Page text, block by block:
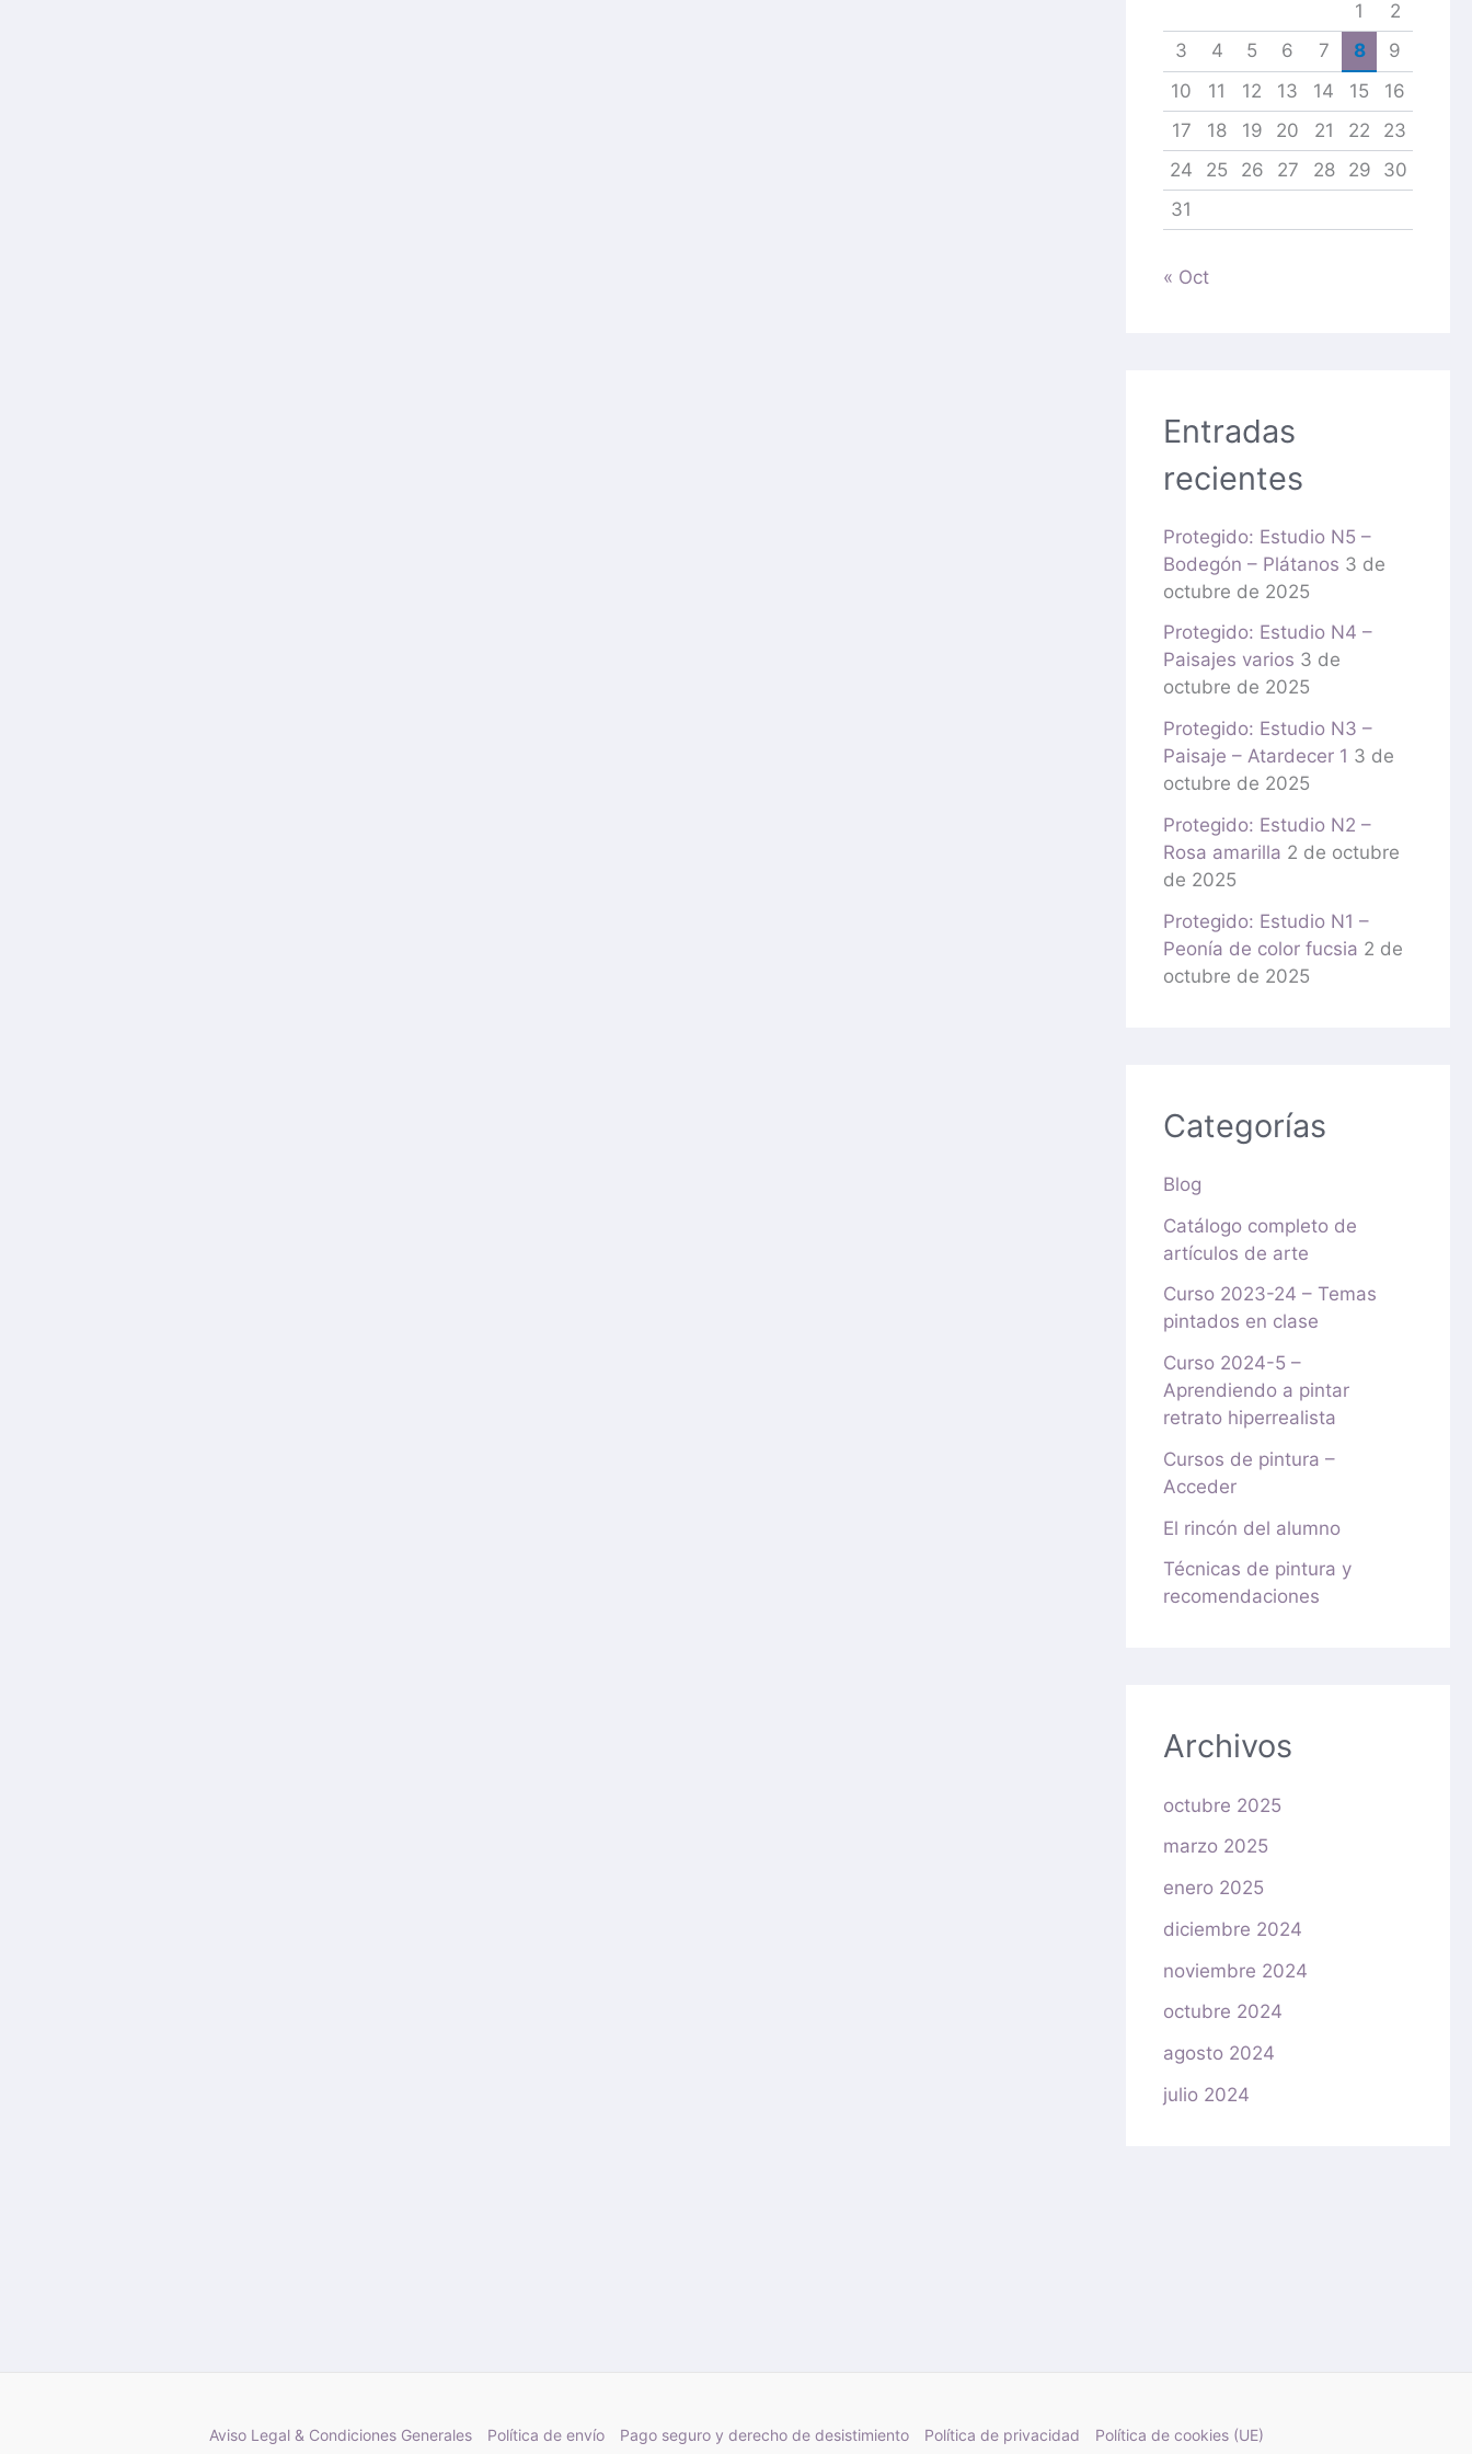
1
2
3
4 5 6 7 8
9
10
11 12 13 14 15
16
17
18 19 20 21 22
23
24
25 26 27 28 29
30
31
« Oct
Entradas
recientes
Protegido: Estudio N5 –
Bodegón – Plátanos 3 de
octubre de 2025
Protegido: Estudio N4 –
Paisajes varios 3 de
octubre de 2025
Protegido: Estudio N3 –
Paisaje – Atardecer 1 3 de
octubre de 2025
Protegido: Estudio N2 –
Rosa amarilla 2 de octubre
de 2025
Protegido: Estudio N1 –
Peonía de color fucsia 2 de
octubre de 2025
Categorías
Blog
Catálogo completo de
artículos de arte
Curso 2023-24 – Temas
pintados en clase
Curso 2024-5 –
Aprendiendo a pintar
retrato hiperrealista
Cursos de pintura –
Acceder
El rincón del alumno
Técnicas de pintura y
recomendaciones
Archivos
octubre 2025
marzo 2025
enero 2025
diciembre 2024
noviembre 2024
octubre 2024
agosto 2024
julio 2024
Aviso Legal & Condiciones Generales Política de envío Pago seguro y derecho de desistimiento Política de privacidad Política de cookies (UE)